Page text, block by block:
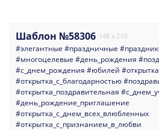
Шаблон №58306 148 x 210
#элегантные #праздничные
#многоцелевые #день_рождения
#с_днем_рождения #юбилей
#открытка_с_благодарностью
#открытка_поздравительная
#день_рождение_приглашение
#открытка_с_днем_всех_влюбленных
#открытка_с_признанием_в_любви